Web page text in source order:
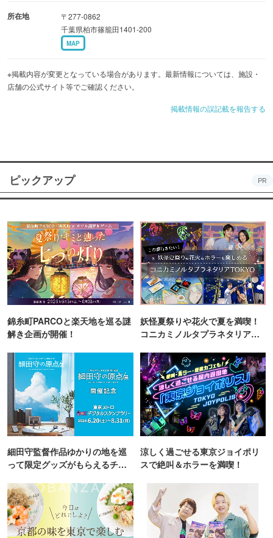
所在地
〒277-0862
千葉県柏市篠籠田1401-200
MAP
※掲載内容が変更となっている場合があります。最新情報については、施設・
店舗の公式サイト等でご確認ください。
掲載情報の誤記載を報告する
ピックアップ PR
錦糸町PARCOと楽天地を巡る謎
解き企画が開催！
妖怪夏祭りや花火で夏を満喫！
コニカミノルタプラネタリア
細田守監督作品ゆかりの地を巡
って限定グッズがもらえるチャ
涼しく過ごせる東京ジョイポリ
スで絶叫＆ホラーを満喫！